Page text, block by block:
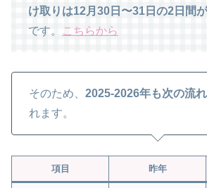
け取りは12月30日〜31日の2日間
です。
こちらから
そのため、 2025-2026年も次の流
れます。
項目 昨年